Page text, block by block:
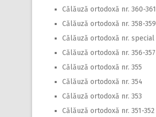
Călăuză ortodoxă nr. 360-361
Călăuză ortodoxă nr. 358-359
Călăuză ortodoxă nr. special
Călăuză ortodoxă nr. 356-357
Călăuză ortodoxă nr. 355
Călăuză ortodoxă nr. 354
Călăuză ortodoxă nr. 353
Călăuză ortodoxă nr. 351-352